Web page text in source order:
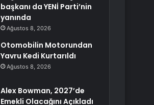
başkanı da YENİ Parti’nin
yanında
Ağustos 8, 2026
Otomobilin Motorundan
Yavru Kedi Kurtarıldı
Ağustos 8, 2026
Alex Bowman, 2027’de
Emekli Olacağını Açıkladı